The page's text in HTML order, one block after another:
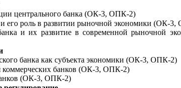
центрального банка (ОК-3, ОПК-2)
его роль в развитии рыночной экономики (ОК-3,
и их развитие в современной рыночной
банка как субъекта экономики (ОК-3, ОПК-2)
банков (ОК-3, ОПК-2)
(ОК-3, ОПК-2)